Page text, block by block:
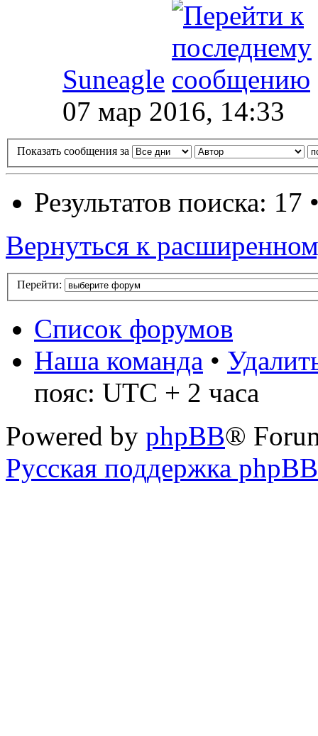
Suneagle
07 мар 2016, 14:33
Показать сообщения за
Результатов поиска:
Вернуться к
Перейти:
Список форумов
Наша команда •
пояс: UTC + 2 часа
Powered by phpBB®
Русская поддержка phpBB